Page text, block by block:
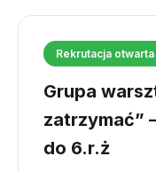
Rekrutacja otwarta
Grupa
zatrzymać”
do 6.r.ż